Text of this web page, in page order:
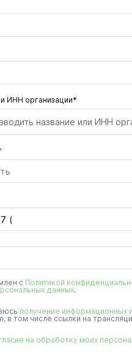
ИНН организации*
название или ИНН
с Политикой
данных.
получение информационных
в том числе ссылки на
на обработку моих